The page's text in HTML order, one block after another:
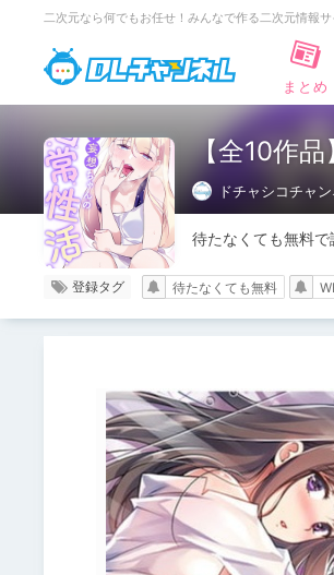
二次元なら何でもお任せ！みんなで作る二次元情報サ
DLチャンネル
まとめ
【全10作
ドチャシコチャ
待たなくても無料
登録タグ 待たなくても無料